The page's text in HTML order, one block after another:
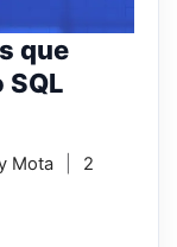
que
Mota
2